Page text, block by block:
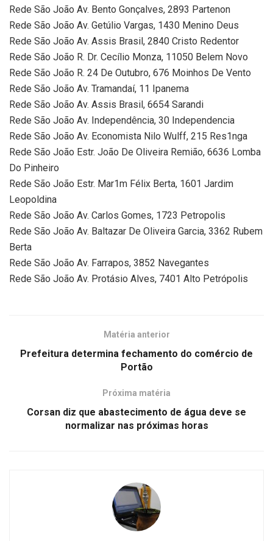
Rede São João Av. Bento Gonçalves, 2893 Partenon
Rede São João Av. Getúlio Vargas, 1430 Menino Deus
Rede São João Av. Assis Brasil, 2840 Cristo Redentor
Rede São João R. Dr. Cecílio Monza, 11050 Belem Novo
Rede São João R. 24 De Outubro, 676 Moinhos De Vento
Rede São João Av. Tramandaí, 11 Ipanema
Rede São João Av. Assis Brasil, 6654 Sarandi
Rede São João Av. Independência, 30 Independencia
Rede São João Av. Economista Nilo Wulff, 215 Res1nga
Rede São João Estr. João De Oliveira Remião, 6636 Lomba
Do Pinheiro
Rede São João Estr. Mar1m Félix Berta, 1601 Jardim
Leopoldina
Rede São João Av. Carlos Gomes, 1723 Petropolis
Rede São João Av. Baltazar De Oliveira Garcia, 3362 Rubem
Berta
Rede São João Av. Farrapos, 3852 Navegantes
Rede São João Av. Protásio Alves, 7401 Alto Petrópolis
Matéria anterior
Prefeitura determina fechamento do comércio de
Portão
Próxima matéria
Corsan diz que abastecimento de água deve se
normalizar nas próximas horas